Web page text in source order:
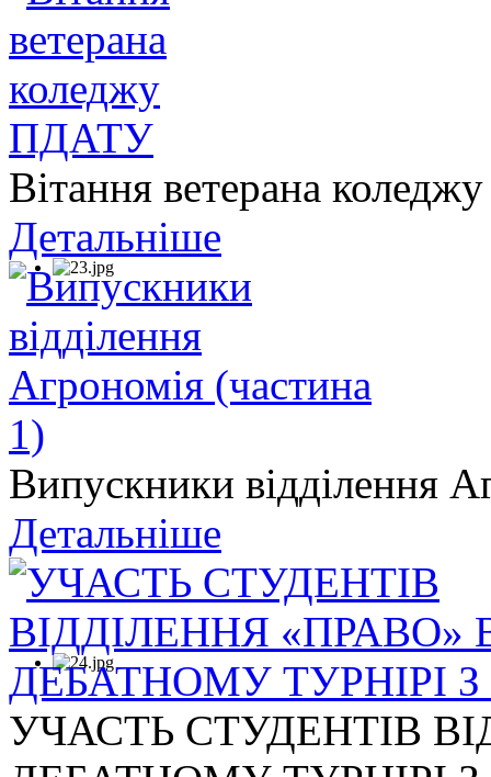
Вітання ветерана
Детальніше
Випускники відділення
Детальніше
УЧАСТЬ СТУДЕНТІВ